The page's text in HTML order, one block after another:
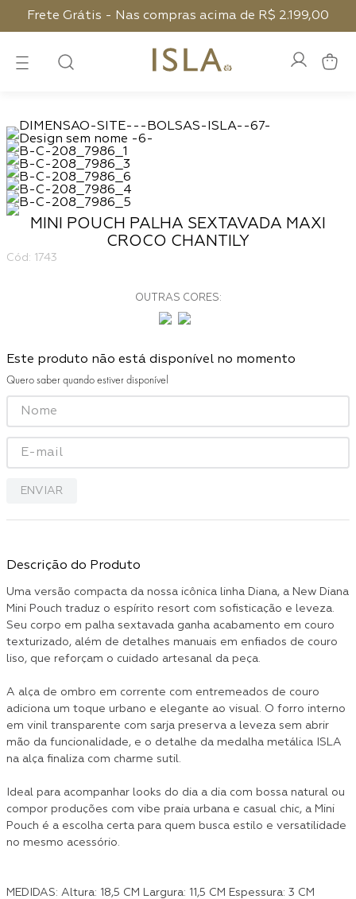
Frete Grátis - Nas compras acima de R$ 2.199,00
MINI POUCH PALHA SEXTAVADA MAXI
CROCO CHANTILY
: 1743
Este produto não está disponível no momento
Quero saber quando estiver disponível
ENVIAR
Descrição do Produto
Uma versão compacta da nossa icônica linha Diana, a New Diana
Mini Pouch traduz o espírito resort com sofisticação e leveza.
Seu corpo em palha sextavada ganha acabamento em couro
texturizado, além de detalhes manuais em enfiados de couro
liso, que reforçam o cuidado artesanal da peça.
A alça de ombro em corrente com entremeados de couro
adiciona um toque urbano e elegante ao visual. O forro interno
em vinil transparente com sarja preserva a leveza sem abrir
mão da funcionalidade, e o detalhe da medalha metálica ISLA
na alça finaliza com charme sutil.
Ideal para acompanhar looks do dia a dia com bossa natural ou
compor produções com vibe praia urbana e casual chic, a Mini
Pouch é a escolha certa para quem busca estilo e versatilidade
no mesmo acessório.
MEDIDAS: Altura: 18,5 CM Largura: 11,5 CM Espessura: 3 CM